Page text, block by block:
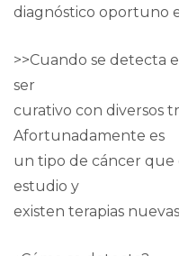
diagnóstico oportuno
>>Cuando se detecta
ser
curativo con diversos
Afortunadamente es
un tipo de cáncer
estudio y
existen terapias